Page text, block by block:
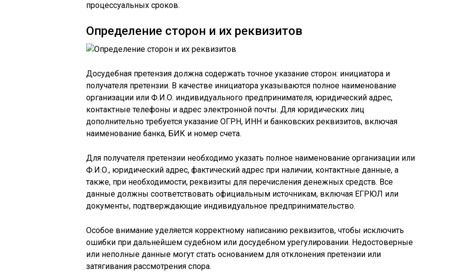
процессуальных сроков.
Определение сторон и их реквизитов
Досудебная претензия должна содержать точное указание сторон: инициатора и
получателя претензии. В качестве инициатора указываются полное наименование
организации или Ф.И.О. индивидуального предпринимателя, юридический адрес,
контактные телефоны и адрес электронной почты. Для юридических лиц
дополнительно требуется указание ОГРН, ИНН и банковских реквизитов, включая
наименование банка, БИК и номер счета.
Для получателя претензии необходимо указать полное наименование организации или
Ф.И.О., юридический адрес, фактический адрес при наличии, контактные данные, а
также, при необходимости, реквизиты для перечисления денежных средств. Все
данные должны соответствовать официальным источникам, включая ЕГРЮЛ или
документы, подтверждающие индивидуальное предпринимательство.
Особое внимание уделяется корректному написанию реквизитов, чтобы исключить
ошибки при дальнейшем судебном или досудебном урегулировании. Недостоверные
или неполные данные могут стать основанием для отклонения претензии или
затягивания рассмотрения спора.